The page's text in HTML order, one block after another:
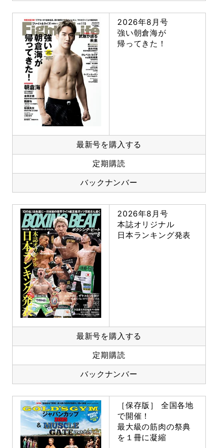
2026年8月号
強い朝倉海が
帰ってきた！
最新号を購入する
定期購読
バックナンバー
2026年8月号
本誌オリジナル
日本ランキング発表
最新号を購入する
定期購読
バックナンバー
［保存版］ 全国各地
で開催！
最大級の筋肉の祭典
を１冊に凝縮